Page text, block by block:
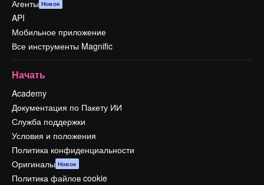
Агенты Новое
API
Мобильное приложение
Все инструменты Magnific
Начать
Academy
Документация по Пакету ИИ
Служба поддержки
Условия и положения
Политика конфиденциальности
Оригиналы Новое
Политика файлов cookie